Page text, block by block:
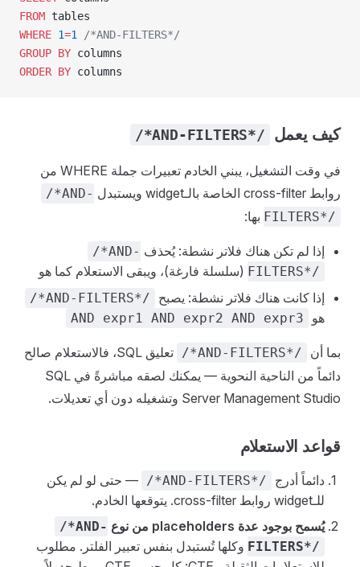
FROM tables
WHERE 1=1
/*AND-FILTERS*/
GROUP BY columns
ORDER BY columns
كيف يعمل /*AND-FILTERS*/
في وقت التشغيل، يبني الخادم تعبيرات جملة WHERE من
روابط cross-filter الخاصة بالـwidget ويستبدل
/*AND-
FILTERS*/ بها:
إذا لم تكن هناك فلاتر نشطة: يُحذف /*AND-
FILTERS*/ (سلسلة فارغة)، ويبقى الاستعلام كما هو
إذا كانت هناك فلاتر نشطة: يصبح
/*AND-FILTERS*/
هو AND expr1 AND expr2 AND expr3
بما أن /*AND-FILTERS*/
تعليق SQL، فالاستعلام صالح
دائماً من الناحية النحوية — يمكنك لصقه مباشرةً في SQL
Server Management Studio وتشغيله دون أي تعديلات.
قواعد الاستعلام
دائماً أدرج /*AND-FILTERS*/ — حتى لو لم يكن
للـwidget روابط cross-filter. يتوقعها الخادم.
يُسمح بوجود عدة placeholders من نوع
/*AND-
FILTERS*/ وكلها تُستبدل بنفس تعبير الفلتر. مطلوب